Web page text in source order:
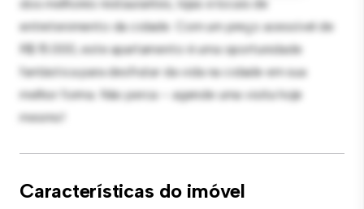
dos melhores restaurantes, lojas e locais de
entretenimento da cidade. Com um preço acessível de
R$ 15.000, este apartamento é uma oportunidade
fantástica para desfrutar da vida na cidade em sua
melhor forma. Não perca – agende uma visita hoje
mesmo!
Características do imóvel